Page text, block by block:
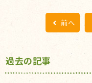
前へ
過去の記事